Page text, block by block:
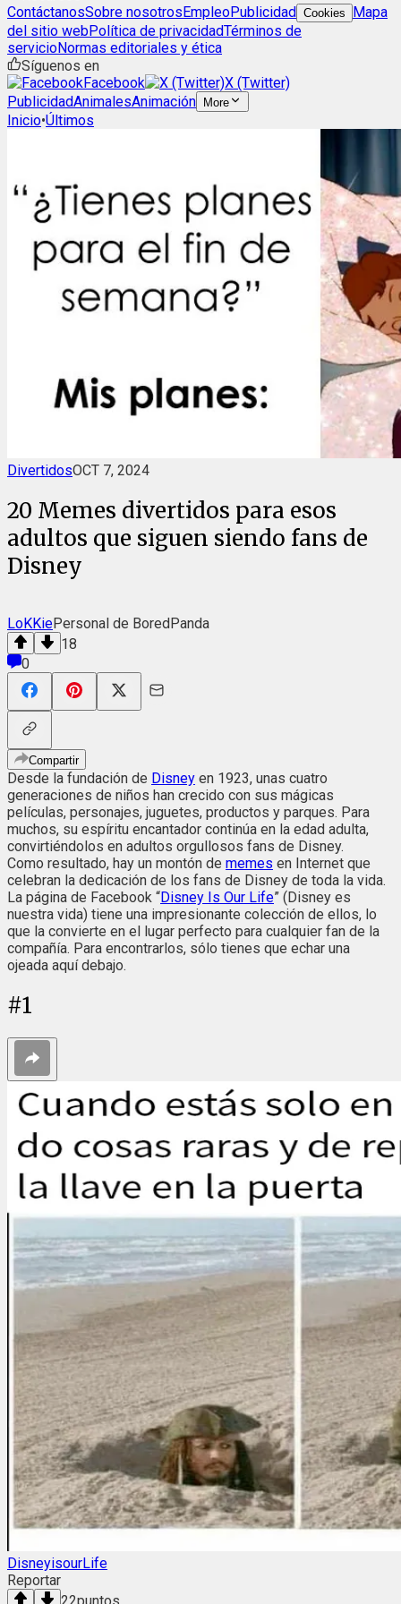
ContáctanosSobre nosotrosEmpleoPublicidad Cookies
Mapa
del sitio webPolítica de privacidadTérminos de
servicioNormas editoriales y ética
Síguenos en
Facebook
X (Twitter)
PublicidadAnimalesAnimación More
Inicio•Últimos
DivertidosOCT 7, 2024
20 Memes divertidos para esos
adultos que siguen siendo fans de
Disney
LoKKiePersonal de BoredPanda
18
0
Compartir
Desde la fundación de Disney en 1923, unas cuatro
generaciones de niños han crecido con sus mágicas
películas, personajes, juguetes, productos y parques. Para
muchos, su espíritu encantador continúa en la edad adulta,
convirtiéndolos en adultos orgullosos fans de Disney.
Como resultado, hay un montón de memes en Internet que
celebran la dedicación de los fans de Disney de toda la vida.
La página de Facebook “Disney Is Our Life” (Disney es
nuestra vida) tiene una impresionante colección de ellos, lo
que la convierte en el lugar perfecto para cualquier fan de la
compañía. Para encontrarlos, sólo tienes que echar una
ojeada aquí debajo.
#1
DisneyisourLife
Reportar
22puntos